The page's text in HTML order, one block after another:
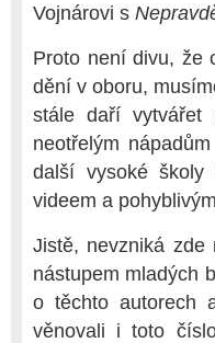
Vojnárovi s
Proto není divu, že
dění v oboru,
stále daří vytvářet
neotřelým
další vysoké
videem a
Jistě, nevzniká zde
nástupem mladých
o těchto autorech
věnovali i toto